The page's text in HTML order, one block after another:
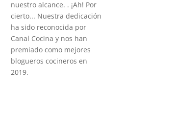
nuestro alcance. . ¡Ah! Por
cierto... Nuestra dedicación
ha sido reconocida por
Canal Cocina y nos han
premiado como mejores
blogueros cocineros en
2019.